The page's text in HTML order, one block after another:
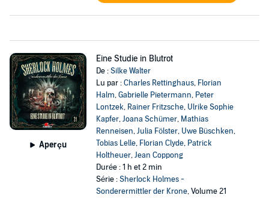
Aperçu
Eine Studie in Blutrot
De :Silke Walter
Lu par :Charles Rettinghaus, Florian
Halm,Gabrielle Pietermann, Peter
Lontzek, Rainer Fritzsche, Ulrike Sophie
Kapfer,Joana Schümer, Mathias
Renneisen,Julia Fölster, Uwe Büschken,
Tobias Lelle, Florian Clyde, Patrick
Holtheuer,Jean Coppong
Durée : 1 h et 2 min
Série :Sherlock Holmes -
Sonderermittler der Krone, Volume 21